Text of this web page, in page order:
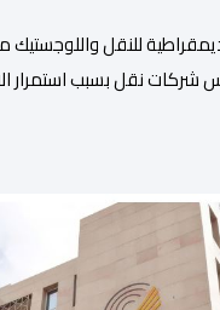
للنقل
شركات نقل بسبب استمرار
على حد سواء، يواجهون
نتيجة الارتفاع المستمر
[…]